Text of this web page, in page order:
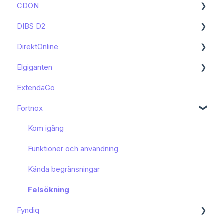
Kända begränsningar
Kom igång
CDON
Kom igång
Funktioner och användning
Kända begränsningar
DIBS D2
Kom igång
Funktioner och användning
DirektOnline
Kom igång
Elgiganten
Kom igång
ExtendaGo
Fortnox
Kom igång
Funktioner och användning
Kända begränsningar
Felsökning
Fyndiq